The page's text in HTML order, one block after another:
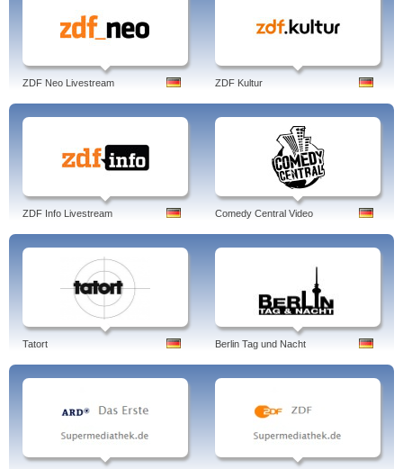
ZDF Neo Livestream ZDF Kultur
ZDF Info Livestream Comedy Central Video
Tatort Berlin Tag und Nacht